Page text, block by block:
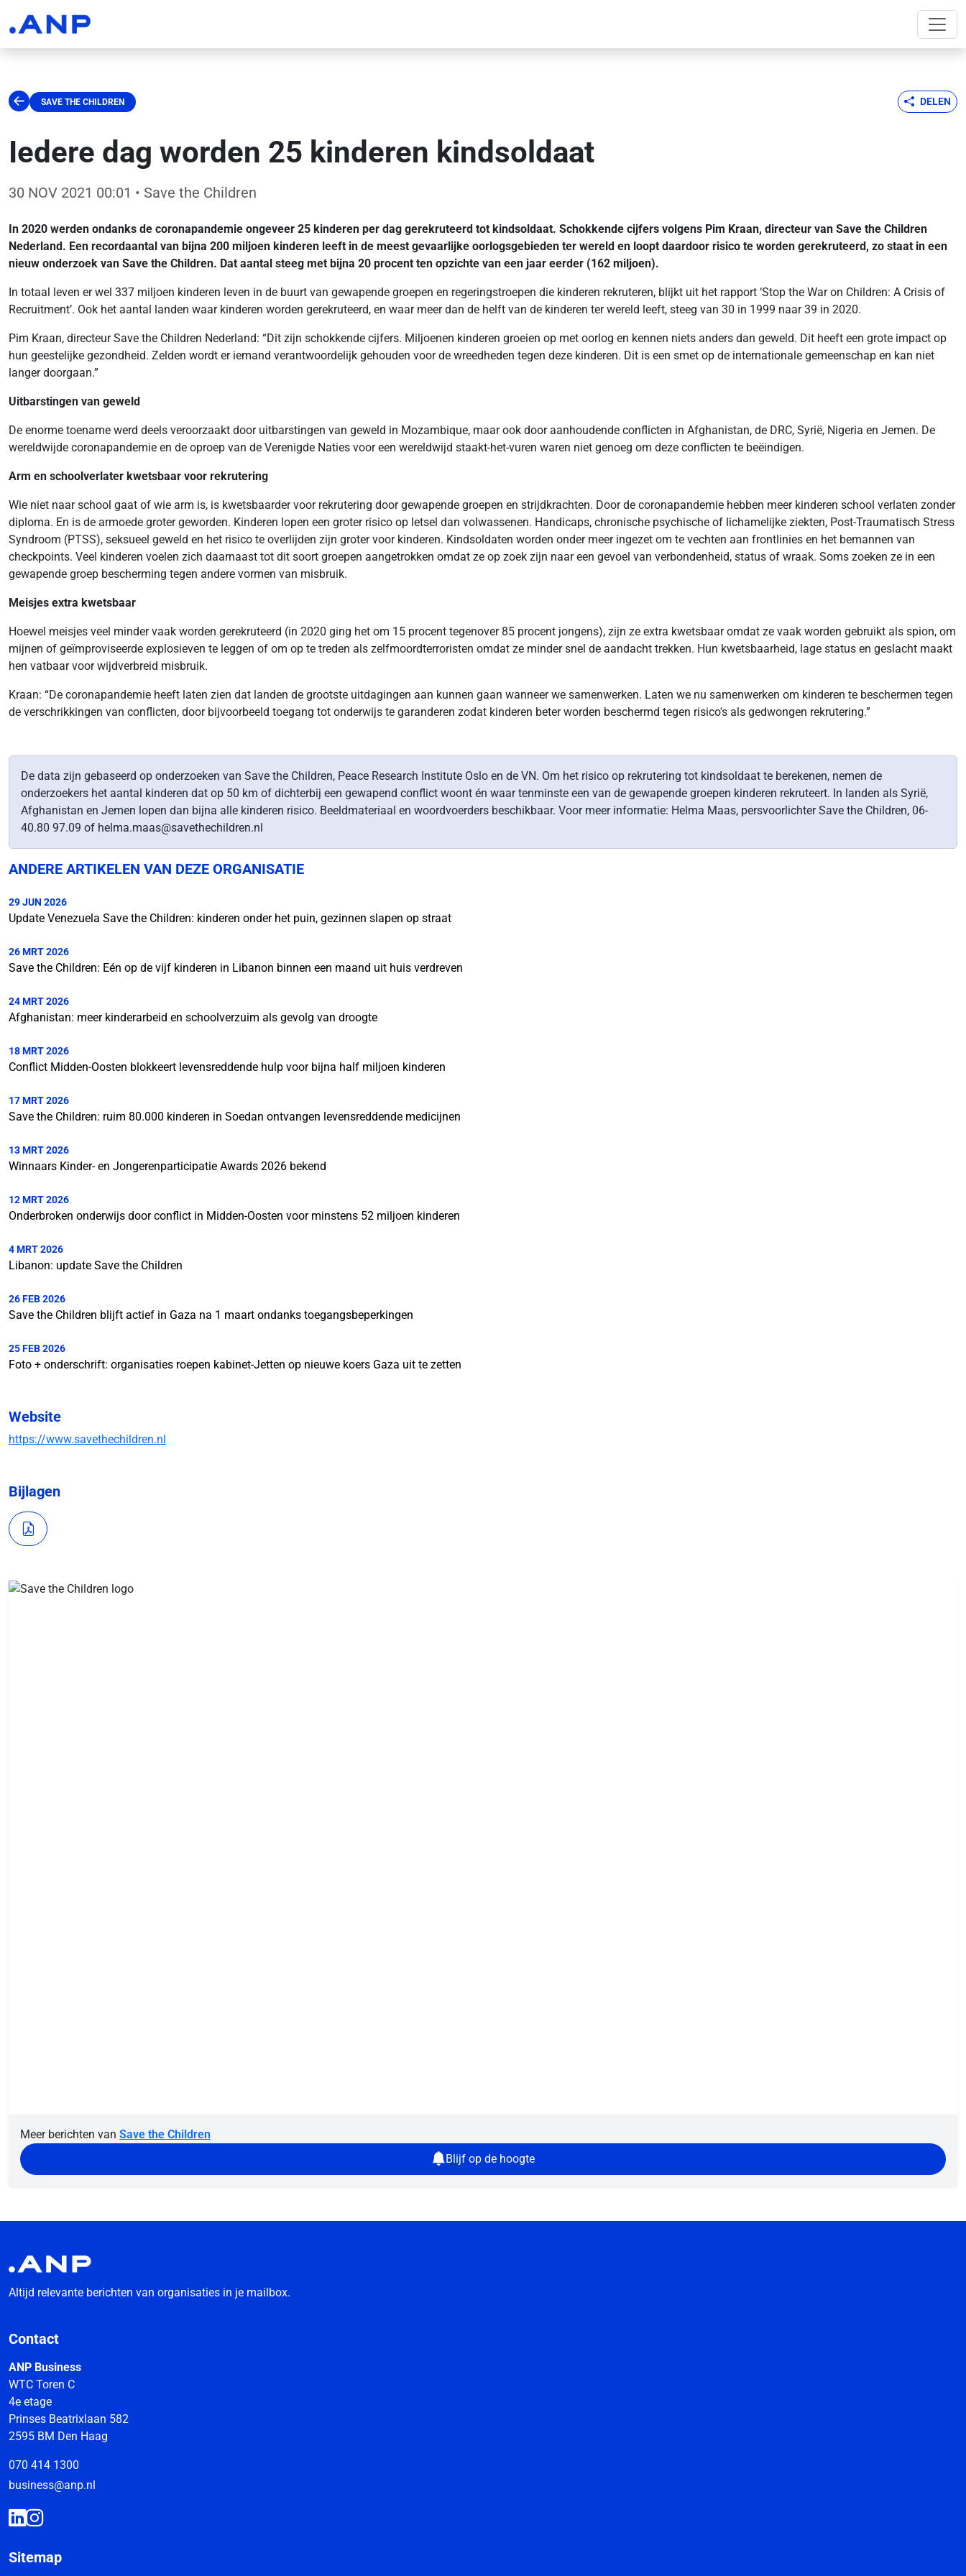
SAVE THE CHILDREN DELEN
Iedere dag worden 25 kinderen kindsoldaat
30 NOV 2021 00:01 • Save the Children
In 2020 werden ondanks de coronapandemie ongeveer 25 kinderen per dag gerekruteerd tot kindsoldaat. Schokkende cijfers volgens Pim Kraan, directeur van Save the Children
Nederland. Een recordaantal van bijna 200 miljoen kinderen leeft in de meest gevaarlijke oorlogsgebieden ter wereld en loopt daardoor risico te worden gerekruteerd, zo staat in een
nieuw onderzoek van Save the Children. Dat aantal steeg met bijna 20 procent ten opzichte van een jaar eerder (162 miljoen).
In totaal leven er wel 337 miljoen kinderen leven in de buurt van gewapende groepen en regeringstroepen die kinderen rekruteren, blijkt uit het rapport ‘Stop the War on Children: A Crisis of
Recruitment’. Ook het aantal landen waar kinderen worden gerekruteerd, en waar meer dan de helft van de kinderen ter wereld leeft, steeg van 30 in 1999 naar 39 in 2020.
Pim Kraan, directeur Save the Children Nederland: “Dit zijn schokkende cijfers. Miljoenen kinderen groeien op met oorlog en kennen niets anders dan geweld. Dit heeft een grote impact op
hun geestelijke gezondheid. Zelden wordt er iemand verantwoordelijk gehouden voor de wreedheden tegen deze kinderen. Dit is een smet op de internationale gemeenschap en kan niet
langer doorgaan.”
Uitbarstingen van geweld
De enorme toename werd deels veroorzaakt door uitbarstingen van geweld in Mozambique, maar ook door aanhoudende conflicten in Afghanistan, de DRC, Syrië, Nigeria en Jemen. De
wereldwijde coronapandemie en de oproep van de Verenigde Naties voor een wereldwijd staakt-het-vuren waren niet genoeg om deze conflicten te beëindigen.
Arm en schoolverlater kwetsbaar voor rekrutering
Wie niet naar school gaat of wie arm is, is kwetsbaarder voor rekrutering door gewapende groepen en strijdkrachten. Door de coronapandemie hebben meer kinderen school verlaten zonder
diploma. En is de armoede groter geworden. Kinderen lopen een groter risico op letsel dan volwassenen. Handicaps, chronische psychische of lichamelijke ziekten, Post-Traumatisch Stress
Syndroom (PTSS), seksueel geweld en het risico te overlijden zijn groter voor kinderen. Kindsoldaten worden onder meer ingezet om te vechten aan frontlinies en het bemannen van
checkpoints. Veel kinderen voelen zich daarnaast tot dit soort groepen aangetrokken omdat ze op zoek zijn naar een gevoel van verbondenheid, status of wraak. Soms zoeken ze in een
gewapende groep bescherming tegen andere vormen van misbruik.
Meisjes extra kwetsbaar
Hoewel meisjes veel minder vaak worden gerekruteerd (in 2020 ging het om 15 procent tegenover 85 procent jongens), zijn ze extra kwetsbaar omdat ze vaak worden gebruikt als spion, om
mijnen of geïmproviseerde explosieven te leggen of om op te treden als zelfmoordterroristen omdat ze minder snel de aandacht trekken. Hun kwetsbaarheid, lage status en geslacht maakt
hen vatbaar voor wijdverbreid misbruik.
Kraan: “De coronapandemie heeft laten zien dat landen de grootste uitdagingen aan kunnen gaan wanneer we samenwerken. Laten we nu samenwerken om kinderen te beschermen tegen
de verschrikkingen van conflicten, door bijvoorbeeld toegang tot onderwijs te garanderen zodat kinderen beter worden beschermd tegen risico's als gedwongen rekrutering.”
De data zijn gebaseerd op onderzoeken van Save the Children, Peace Research Institute Oslo en de VN. Om het risico op rekrutering tot kindsoldaat te berekenen, nemen de
onderzoekers het aantal kinderen dat op 50 km of dichterbij een gewapend conflict woont én waar tenminste een van de gewapende groepen kinderen rekruteert. In landen als Syrië,
Afghanistan en Jemen lopen dan bijna alle kinderen risico. Beeldmateriaal en woordvoerders beschikbaar. Voor meer informatie: Helma Maas, persvoorlichter Save the Children, 06-
40.80 97.09 of helma.maas@savethechildren.nl
ANDERE ARTIKELEN VAN DEZE ORGANISATIE
29 JUN 2026
Update Venezuela Save the Children: kinderen onder het puin, gezinnen slapen op straat
26 MRT 2026
Save the Children: Eén op de vijf kinderen in Libanon binnen een maand uit huis verdreven
24 MRT 2026
Afghanistan: meer kinderarbeid en schoolverzuim als gevolg van droogte
18 MRT 2026
Conflict Midden-Oosten blokkeert levensreddende hulp voor bijna half miljoen kinderen
17 MRT 2026
Save the Children: ruim 80.000 kinderen in Soedan ontvangen levensreddende medicijnen
13 MRT 2026
Winnaars Kinder- en Jongerenparticipatie Awards 2026 bekend
12 MRT 2026
Onderbroken onderwijs door conflict in Midden-Oosten voor minstens 52 miljoen kinderen
4 MRT 2026
Libanon: update Save the Children
26 FEB 2026
Save the Children blijft actief in Gaza na 1 maart ondanks toegangsbeperkingen
25 FEB 2026
Foto + onderschrift: organisaties roepen kabinet-Jetten op nieuwe koers Gaza uit te zetten
Website
https://www.savethechildren.nl
Bijlagen
Meer berichten van Save the Children
Blijf op de hoogte
Altijd relevante berichten van organisaties in je mailbox.
Contact
ANP Business
WTC Toren C
4e etage
Prinses Beatrixlaan 582
2595 BM Den Haag
070 414 1300
business@anp.nl
Sitemap